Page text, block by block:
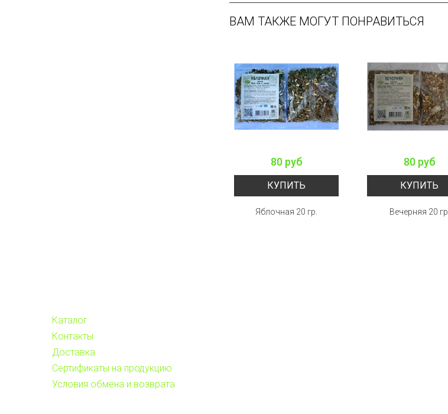
ВАМ ТАКЖЕ МОГУТ ПОНРАВИТЬСЯ
80 руб
КУПИТЬ
Яблочная 20 гр.
80 руб
КУПИТЬ
Вечерняя 20 гр.
Каталог
Контакты
Доставка
Сертификаты на продукцию
Условия обмена и возврата